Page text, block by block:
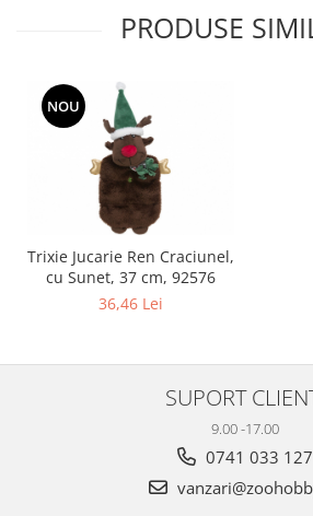
PRODUSE
NOU
Trixie Jucarie Ren Craciunel,
cu Sunet, 37 cm, 92576
36,46 Lei
SUPORT
9.00 -17.00
0741 033 127